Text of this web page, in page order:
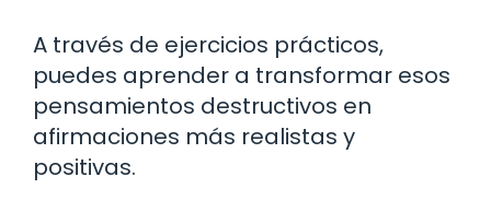
A través de ejercicios prácticos,
puedes aprender a transformar esos
pensamientos destructivos en
afirmaciones más realistas y
positivas.